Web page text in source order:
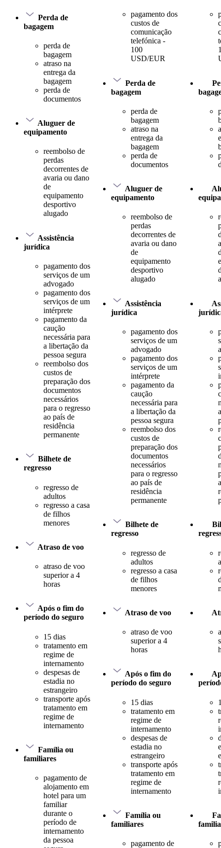
Perda de
bagagem
perda de
bagagem
atraso na
entrega da
bagagem
perda de
documentos
Aluguer de
equipamento
reembolso de
perdas
decorrentes de
avaria ou dano
de
equipamento
desportivo
alugado
Assistência
jurídica
pagamento dos
serviços de um
advogado
pagamento dos
serviços de um
intérprete
pagamento da
caução
necessária para
a libertação da
pessoa segura
reembolso dos
custos de
preparação dos
documentos
necessários
para o regresso
ao país de
residência
permanente
Bilhete de
regresso
regresso de
adultos
regresso a casa
de filhos
menores
Atraso de voo
atraso de voo
superior a 4
horas
Após o fim do
período do seguro
15 dias
tratamento em
regime de
internamento
despesas de
estadia no
estrangeiro
transporte após
tratamento em
regime de
internamento
Família ou
familiares
pagamento de
alojamento em
hotel para um
familiar
durante o
período de
internamento
da pessoa
pagamento dos
custos de
comunicação
telefónica -
100
USD/EUR
Perda de
bagagem
perda de
bagagem
atraso na
entrega da
bagagem
perda de
documentos
Aluguer de
equipamento
reembolso de
perdas
decorrentes de
avaria ou dano
de
equipamento
desportivo
alugado
Assistência
jurídica
pagamento dos
serviços de um
advogado
pagamento dos
serviços de um
intérprete
pagamento da
caução
necessária para
a libertação da
pessoa segura
reembolso dos
custos de
preparação dos
documentos
necessários
para o regresso
ao país de
residência
permanente
Bilhete de
regresso
regresso de
adultos
regresso a casa
de filhos
menores
Atraso de voo
atraso de voo
superior a 4
horas
Após o fim do
período do seguro
15 dias
tratamento em
regime de
internamento
despesas de
estadia no
estrangeiro
transporte após
tratamento em
regime de
internamento
Família ou
familiares
pagamento de